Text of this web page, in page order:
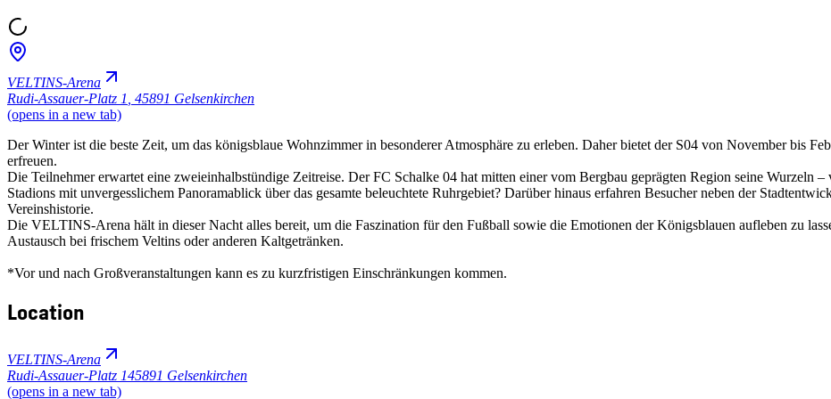
VELTINS-Arena
Rudi-Assauer-Platz 1 45891 Gelsenkirchen
(opens in a new tab)
Der Winter ist die beste Zeit, um das königsblaue Wohnzimmer in besonderer Atmosphäre zu erleben. Daher bietet der S04 von November bis
erfreuen.
Die Teilnehmer erwartet eine zweieinhalbstündige Zeitreise. Der FC Schalke 04 hat mitten einer vom Bergbau geprägten Region seine Wurzeln –
Stadions mit unvergesslichem Panoramablick über das gesamte beleuchtete Ruhrgebiet? Darüber hinaus erfahren Besucher neben der
Vereinshistorie.
Die VELTINS-Arena hält in dieser Nacht alles bereit, um die Faszination für den Fußball sowie die Emotionen der Königsblauen aufleben zu
Austausch bei frischem Veltins oder anderen Kaltgetränken.
*Vor und nach Großveranstaltungen kann es zu kurzfristigen Einschränkungen kommen.
Location
VELTINS-Arena
Rudi-Assauer-Platz 145891 Gelsenkirchen
(opens in a new tab)